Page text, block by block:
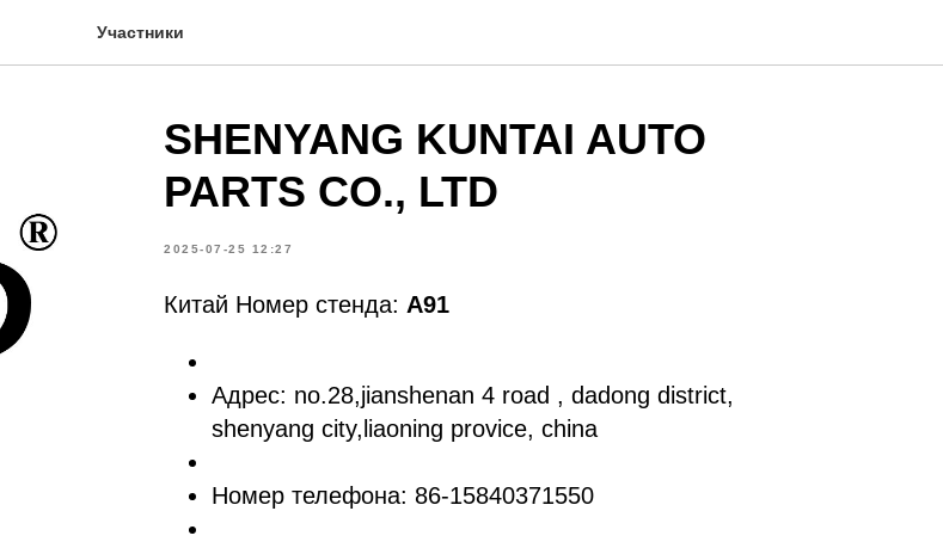
Участники
SHENYANG KUNTAI AUTO
PARTS CO., LTD
2025-07-25 12:27
Китай Номер стенда: A91
Адрес: no.28,jianshenan 4 road , dadong district,
shenyang city,liaoning provice, china
Номер телефона: 86-15840371550